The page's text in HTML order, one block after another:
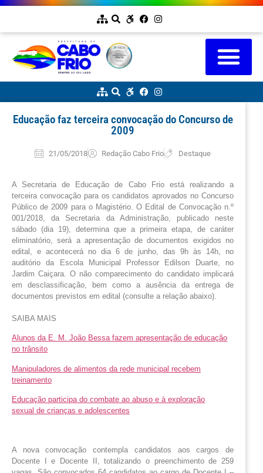
Educação faz terceira convocação do Concurso de
2009
21/05/2018 Redação Cabo Frio Destaque
A Secretaria de Educação de Cabo Frio está realizando a
terceira convocação para os candidatos aprovados no Concurso
Público de 2009 para o Magistério. O Edital de Convocação n.º
001/2018, da Secretaria da Administração, publicado neste
sábado (dia 19), determina que a primeira etapa, de caráter
eliminatório, será a apresentação de documentos exigidos no
edital, e acontecerá no dia 6 de junho, das 9h às 14h, no
auditório da Escola Municipal Professor Edilson Duarte, no
Jardim Caiçara. O não comparecimento do candidato implicará
em desclassificação, bem como a ausência da entrega de
documentos previstos em edital (consulte a relação abaixo).
SAIBA MAIS
Alunos da E. M. João Bessa fazem apresentação de educação
no trânsito
Manipuladores de alimentos da rede municipal recebem
treinamento
Educação participa do combate ao abuso e à exploração
sexual de crianças e adolescentes
A nova convocação contempla candidatos aos cargos de
Docente I e Docente II, totalizando o preenchimento de 259